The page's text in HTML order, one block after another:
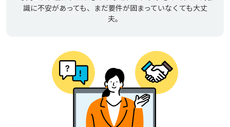
識に不安があっても、まだ要件が固まっていなくても大丈
夫。